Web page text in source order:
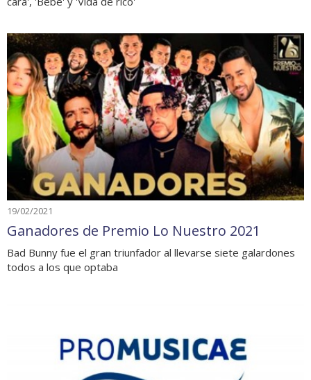
19/02/2021
Ganadores de Premio Lo Nuestro 2021
Bad Bunny fue el gran triunfador al llevarse siete galardones
todos a los que optaba